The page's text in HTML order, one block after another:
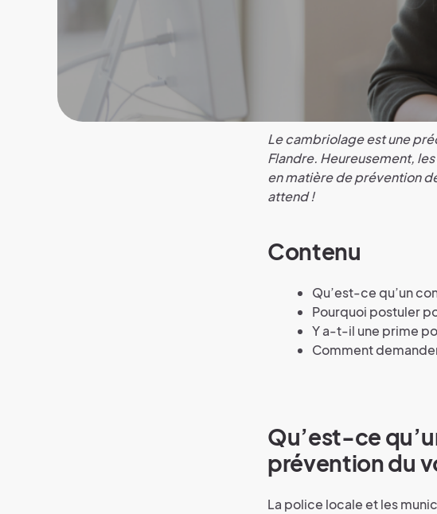
Le cambriolage est une
Flandre. Heureusement,
en matière de prévention
attend !
Contenu
Qu’est-ce qu’un
Pourquoi postuler
Y a-t-il une prime
Comment
Qu’est-ce
prévention du
La police locale et les